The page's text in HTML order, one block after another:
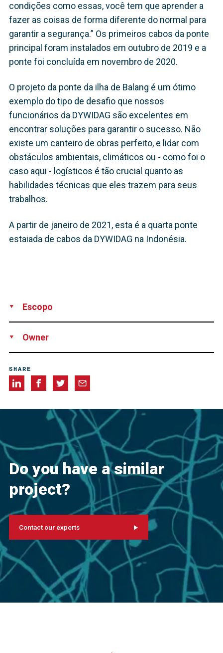
condições como essas, você tem que aprender a
fazer as coisas de forma diferente do normal para
garantir a segurança.” Os primeiros cabos da ponte
principal foram instalados em outubro de 2019 e a
ponte foi concluída em novembro de 2020.
O projeto da ponte da ilha de Balang é um ótimo
exemplo do tipo de desafio que nossos
funcionários da DYWIDAG são excelentes em
encontrar soluções para garantir o sucesso. Não
existe um canteiro de obras perfeito, e lidar com
obstáculos ambientais, climáticos ou - como foi o
caso aqui - logísticos é tão crucial quanto as
habilidades técnicas que eles trazem para seus
trabalhos.
A partir de janeiro de 2021, esta é a quarta ponte
estaiada de cabos da DYWIDAG na Indonésia.
Escopo
Owner
SHARE
Do you have a similar
project?
Contact our experts